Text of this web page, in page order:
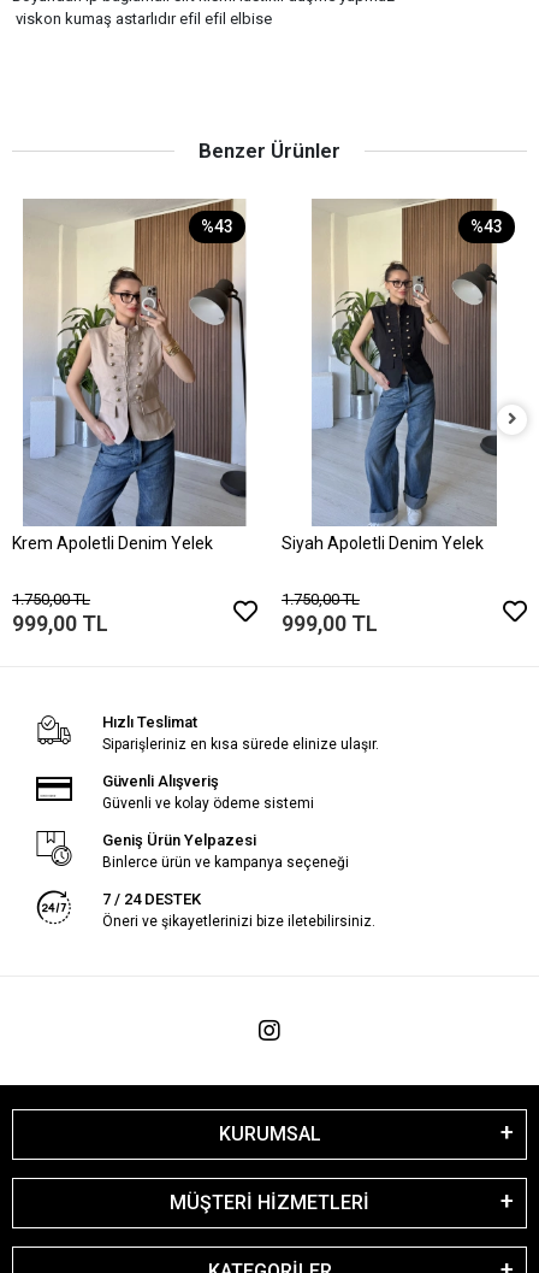
viskon kumaş astarlıdır efil efil elbise
Benzer Ürünler
%43
Krem Apoletli Denim Yelek
1.750,00 TL
999,00 TL
%43
Siyah Apoletli Denim Yelek
1.750,00 TL
999,00 TL
Hızlı Teslimat
Siparişleriniz en kısa sürede elinize ulaşır.
Güvenli Alışveriş
Güvenli ve kolay ödeme sistemi
Geniş Ürün Yelpazesi
Binlerce ürün ve kampanya seçeneği
7 / 24 DESTEK
Öneri ve şikayetlerinizi bize iletebilirsiniz.
KURUMSAL
MÜŞTERİ HİZMETLERİ